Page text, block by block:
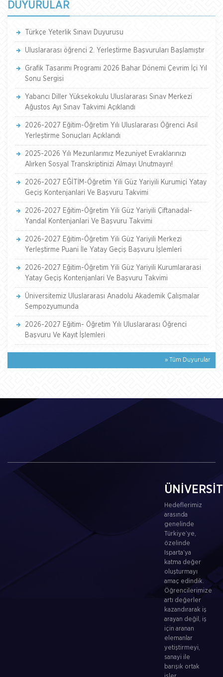
DUYURULAR
Türkçe Yeterlik Sınavı Duyurusu
Uluslararası öğrenci 2. Yerleştirme Başvuruları Başlamıştır
Grafik Tasarımı Programı 2026 Bahar Dönemi Çevrim İçi Yıl
Sonu Sergisi
Yabancı Diller Yüksekokulu Uluslararası Sınav Merkezi
Ağustos Ayı Sınav Takvimi Açıklandı
2026-2027 Eğitim-Öğretim Yılı Uluslararası Öğrenci Asil
Yerleştirme Sonuçları Açıklandı
2025-2026 Yılı Mezunlarımız Mezuniyet Evraklarınızı
Alırken Sosyal Transkriptinizi Almayı Unutmayın!
2026-2027 EĞİTİM-Öğretim Yili Güz Yariyili Kurumiçi Yatay
Geçiş Kontenjanlari Ve Başvuru Takvimi
2026-2027 Eğitim-Öğretim Yili Güz Yariyili Çiftanadal-
Yandal Kontenjanlari Ve Başvuru Takvimi
2026-2027 Eğitim-Öğretim Yili Güz Yariyili Merkezi
Yerleştirme Puani İle Yatay Geçiş Başvuru İşlemleri
2026-2027 Eğitim-Öğretim Yili Güz Yariyili Kurumlararasi
Yatay Geçiş Kontenjanlari Ve Başvuru Takvimi
Üniversitemiz Uluslararası Anadolu Akademik Çalışmalar
Sempozyumunda
2026-2027 Eğitim- Öğretim Yılı Uluslararası Öğrenci
Başvuru Ve Kayıt İşlemleri
» Tüm Duyurular
Hedeflerimiz
arasında
genelinde
Türkiye’ye,
özelinde
Isparta’ya
katma değer
oluşturmayı
amaç edindik.
Öğrencilerimize
artı değerler
kazandırarak iş
arayan değil, iş
için aranan
elemanlar
yetiştirmeyi,
sanayi ile
barışık ortak